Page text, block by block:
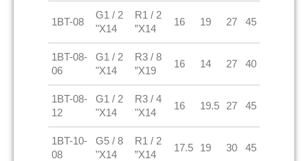
1BT-08
G1 / 2
"X14
R1 / 2
”X14
16 19 27 45
1BT-08-
06
G1 / 2
"X14
R3 / 8
”X19
16 14 27 40
1BT-08-
12
G1 / 2
"X14
R3 / 4
"X14
16 19.5 27 45
1BT-10-
08
G5 / 8
"X14
R1 / 2
”X14
17.5 19 30 45